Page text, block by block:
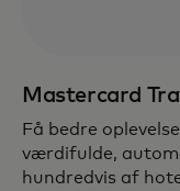
Mastercard
Få bedre
værdifulde,
hundredvis af